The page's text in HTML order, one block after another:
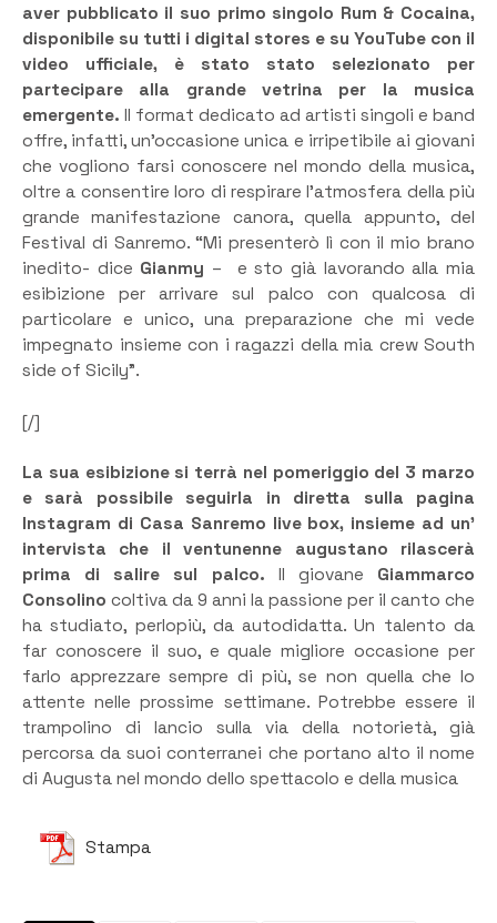
aver pubblicato il suo primo singolo Rum & Cocaina,
disponibile su tutti i digital stores e su YouTube con il
video ufficiale, è stato stato selezionato per
partecipare alla grande vetrina per la musica
emergente. Il format dedicato ad artisti singoli e band
offre, infatti, un’occasione unica e irripetibile ai giovani
che vogliono farsi conoscere nel mondo della musica,
oltre a consentire loro di respirare l’atmosfera della più
grande manifestazione canora, quella appunto, del
Festival di Sanremo. “Mi presenterò lì con il mio brano
inedito- dice Gianmy – e sto già lavorando alla mia
esibizione per arrivare sul palco con qualcosa di
particolare e unico, una preparazione che mi vede
impegnato insieme con i ragazzi della mia crew South
side of Sicily”.
[/]
La sua esibizione si terrà nel pomeriggio del 3 marzo
e sarà possibile seguirla in diretta sulla pagina
Instagram di Casa Sanremo live box, insieme ad un’
intervista che il ventunenne augustano rilascerà
prima di salire sul palco. Il giovane Giammarco
Consolino coltiva da 9 anni la passione per il canto che
ha studiato, perlopiù, da autodidatta. Un talento da
far conoscere il suo, e quale migliore occasione per
farlo apprezzare sempre di più, se non quella che lo
attente nelle prossime settimane. Potrebbe essere il
trampolino di lancio sulla via della notorietà, già
percorsa da suoi conterranei che portano alto il nome
di Augusta nel mondo dello spettacolo e della musica
Stampa